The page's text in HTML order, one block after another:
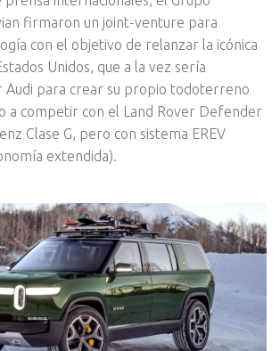
firmaron un joint-venture para
con el objetivo de relanzar la icónica
Unidos, que a la vez sería
Audi para crear su propio todoterreno
a competir con el Land Rover Defender
Clase G, pero con sistema EREV
extendida).